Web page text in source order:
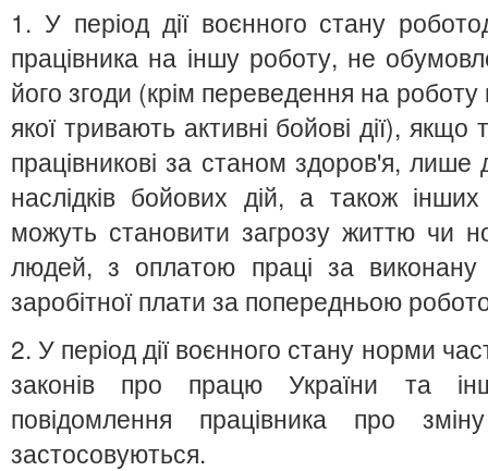
1. У період дії воєнного стану
працівника на іншу роботу, не
його згоди (крім переведення на роботу
якої тривають активні бойові дії),
працівникові за станом здоров'я, лише
наслідків бойових дій, а також
можуть становити загрозу життю чи
людей, з оплатою праці за
заробітної плати за попередньою
2. У період дії воєнного стану норми
законів про працю України та
повідомлення працівника про
застосовуються.